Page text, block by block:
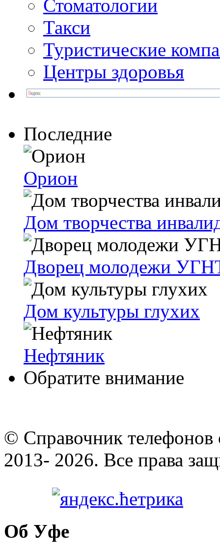
Стоматологии
Такси
Туристические
Центры здоровья
Последние
Орион
Дом творчества
Дворец молодежи
Дом культуры глухих
Нефтяник
Обратите внимание
© Cправочник телефонов
2013- 2026. Все права
Об Уфе